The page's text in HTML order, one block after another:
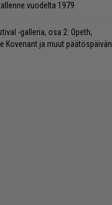
vuodelta 1979
-galleria, osa 2: Opeth,
Kovenant ja muut päätöspäivän